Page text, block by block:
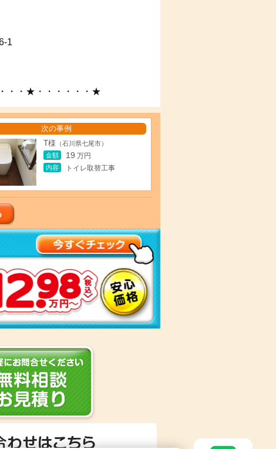
1
・・★・・・・・・★
次の事例
T様 （石川県七尾市）
金額
19 万円
内容
トイレ取替工事